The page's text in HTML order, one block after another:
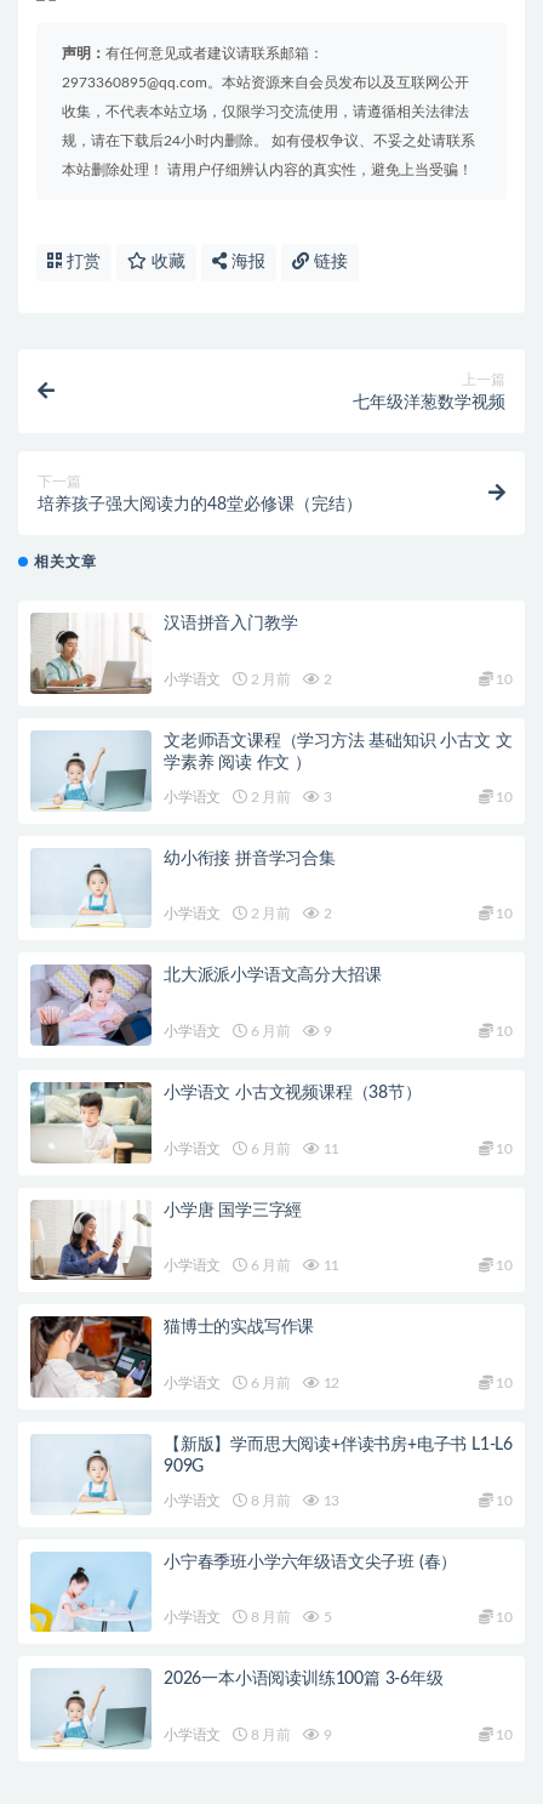
声明： 有任何意见或者建议请联系邮箱：
2973360895@qq.com。本站资源来自会员发布以及互联网公开
收集，不代表本站立场，仅限学习交流使用，请遵循相关法律法
规，请在下载后24小时内删除。 如有侵权争议、不妥之处请联系
本站删除处理！ 请用户仔细辨认内容的真实性，避免上当受骗！
打赏 收藏 海报 链接
上一篇
七年级洋葱数学视频
下一篇
培养孩子强大阅读力的48堂必修课（完结）
相关文章
汉语拼音入门教学
小学语文 2 月前 2 10
文老师语文课程（学习方法 基础知识 小古文 文
学素养 阅读 作文 ）
小学语文 2 月前 3 10
幼小衔接 拼音学习合集
小学语文 2 月前 2 10
北大派派小学语文高分大招课
小学语文 6 月前 9 10
小学语文 小古文视频课程（38节）
小学语文 6 月前 11 10
小学唐 国学三字經
小学语文 6 月前 11 10
猫博士的实战写作课
小学语文 6 月前 12 10
【新版】学而思大阅读+伴读书房+电子书 L1-L6
909G
小学语文 8 月前 13 10
小宁春季班小学六年级语文尖子班 (春）
小学语文 8 月前 5 10
2026一本小语阅读训练100篇 3-6年级
小学语文 8 月前 9 10